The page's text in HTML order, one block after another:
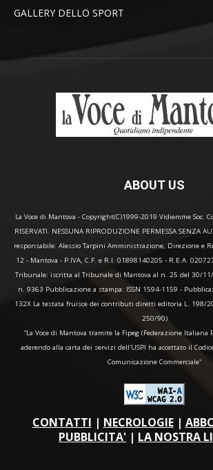
GALLERY DELLO SPORT
ABOUT US
La Voce di Mantova - Copyright(C)1999-2019 Vidiemme Soc.
RISERVATI. NESSUNA RIPRODUZIONE PERMESSA SENZA
responsabile: Alessio Tarpini Amministrazione, Direzione e
12 - Mantova - P.IVA, C.F. e R.I. 01898140205 - R.E.A.
Tribunale: iscritta al Tribunale di Mantova al n. 25 del 30/
n. 9363 Pubblicazione a stampa: ISSN 1594-1159 -
132X La testata fruisce dei contributi diretti editoria L. 198/
250/90)
“La Voce di Mantova tramite la Fipeg (Federazione Italiana
aderendo alla carta dei servizi dell'USPI ha accettato il
Comunicazione Commerciale"
CONTATTI | NECROLOGIE|
PUBBLICITA' | LA NOSTRA